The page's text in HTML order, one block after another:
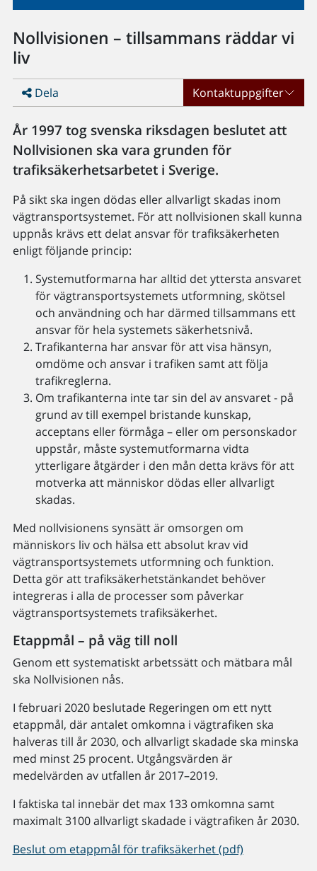
Nollvisionen – tillsammans räddar vi
liv
Dela Kontaktuppgifter
År 1997 tog svenska riksdagen beslutet att
Nollvisionen ska vara grunden för
trafiksäkerhetsarbetet i Sverige.
På sikt ska ingen dödas eller allvarligt skadas inom
vägtransportsystemet. För att nollvisionen skall kunna
uppnås krävs ett delat ansvar för trafiksäkerheten
enligt följande princip:
Systemutformarna har alltid det yttersta ansvaret
för vägtransportsystemets utformning, skötsel
och användning och har därmed tillsammans ett
ansvar för hela systemets säkerhetsnivå.
Trafikanterna har ansvar för att visa hänsyn,
omdöme och ansvar i trafiken samt att följa
trafikreglerna.
Om trafikanterna inte tar sin del av ansvaret - på
grund av till exempel bristande kunskap,
acceptans eller förmåga – eller om personskador
uppstår, måste systemutformarna vidta
ytterligare åtgärder i den mån detta krävs för att
motverka att människor dödas eller allvarligt
skadas.
Med nollvisionens synsätt är omsorgen om
människors liv och hälsa ett absolut krav vid
vägtransportsystemets utformning och funktion.
Detta gör att trafiksäkerhetstänkandet behöver
integreras i alla de processer som påverkar
vägtransportsystemets trafiksäkerhet.
Etappmål – på väg till noll
Genom ett systematiskt arbetssätt och mätbara mål
ska Nollvisionen nås.
I februari 2020 beslutade Regeringen om ett nytt
etappmål, där antalet omkomna i vägtrafiken ska
halveras till år 2030, och allvarligt skadade ska minska
med minst 25 procent. Utgångsvärden är
medelvärden av utfallen år 2017–2019.
I faktiska tal innebär det max 133 omkomna samt
maximalt 3100 allvarligt skadade i vägtrafiken år 2030.
Beslut om etappmål för trafiksäkerhet (pdf)